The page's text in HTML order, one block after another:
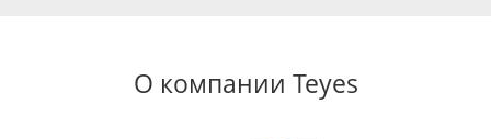
О компании Teyes